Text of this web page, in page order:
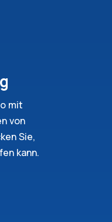
mit
von
Sie,
kann.